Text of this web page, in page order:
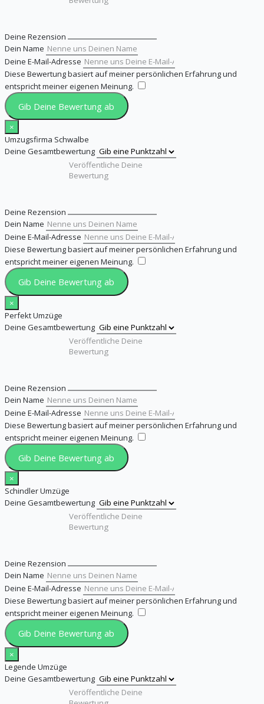
Deine Rezension
Dein Name
Deine E-Mail-Adresse
Diese Bewertung basiert auf meiner persönlichen Erfahrung und
entspricht meiner eigenen Meinung.
Gib Deine Bewertung ab
×
Umzugsfirma Schwalbe
Deine Gesamtbewertung
Deine Rezension
Dein Name
Deine E-Mail-Adresse
Diese Bewertung basiert auf meiner persönlichen Erfahrung und
entspricht meiner eigenen Meinung.
Gib Deine Bewertung ab
×
Perfekt Umzüge
Deine Gesamtbewertung
Deine Rezension
Dein Name
Deine E-Mail-Adresse
Diese Bewertung basiert auf meiner persönlichen Erfahrung und
entspricht meiner eigenen Meinung.
Gib Deine Bewertung ab
×
Schindler Umzüge
Deine Gesamtbewertung
Deine Rezension
Dein Name
Deine E-Mail-Adresse
Diese Bewertung basiert auf meiner persönlichen Erfahrung und
entspricht meiner eigenen Meinung.
Gib Deine Bewertung ab
×
Legende Umzüge
Deine Gesamtbewertung